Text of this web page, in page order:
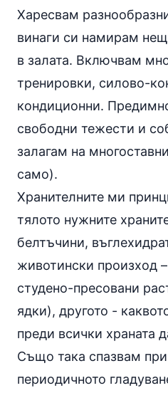
Харесвам
винаги си намирам
в залата. Включвам
тренировки, силово-
кондиционни.
свободни тежести и
залагам на многоставни
само).
Хранителните ми
тялото нужните
белтъчини,
животински произход
студено-пресовани
ядки), другото -
преди всички храната
Също така спазвам
периодичното